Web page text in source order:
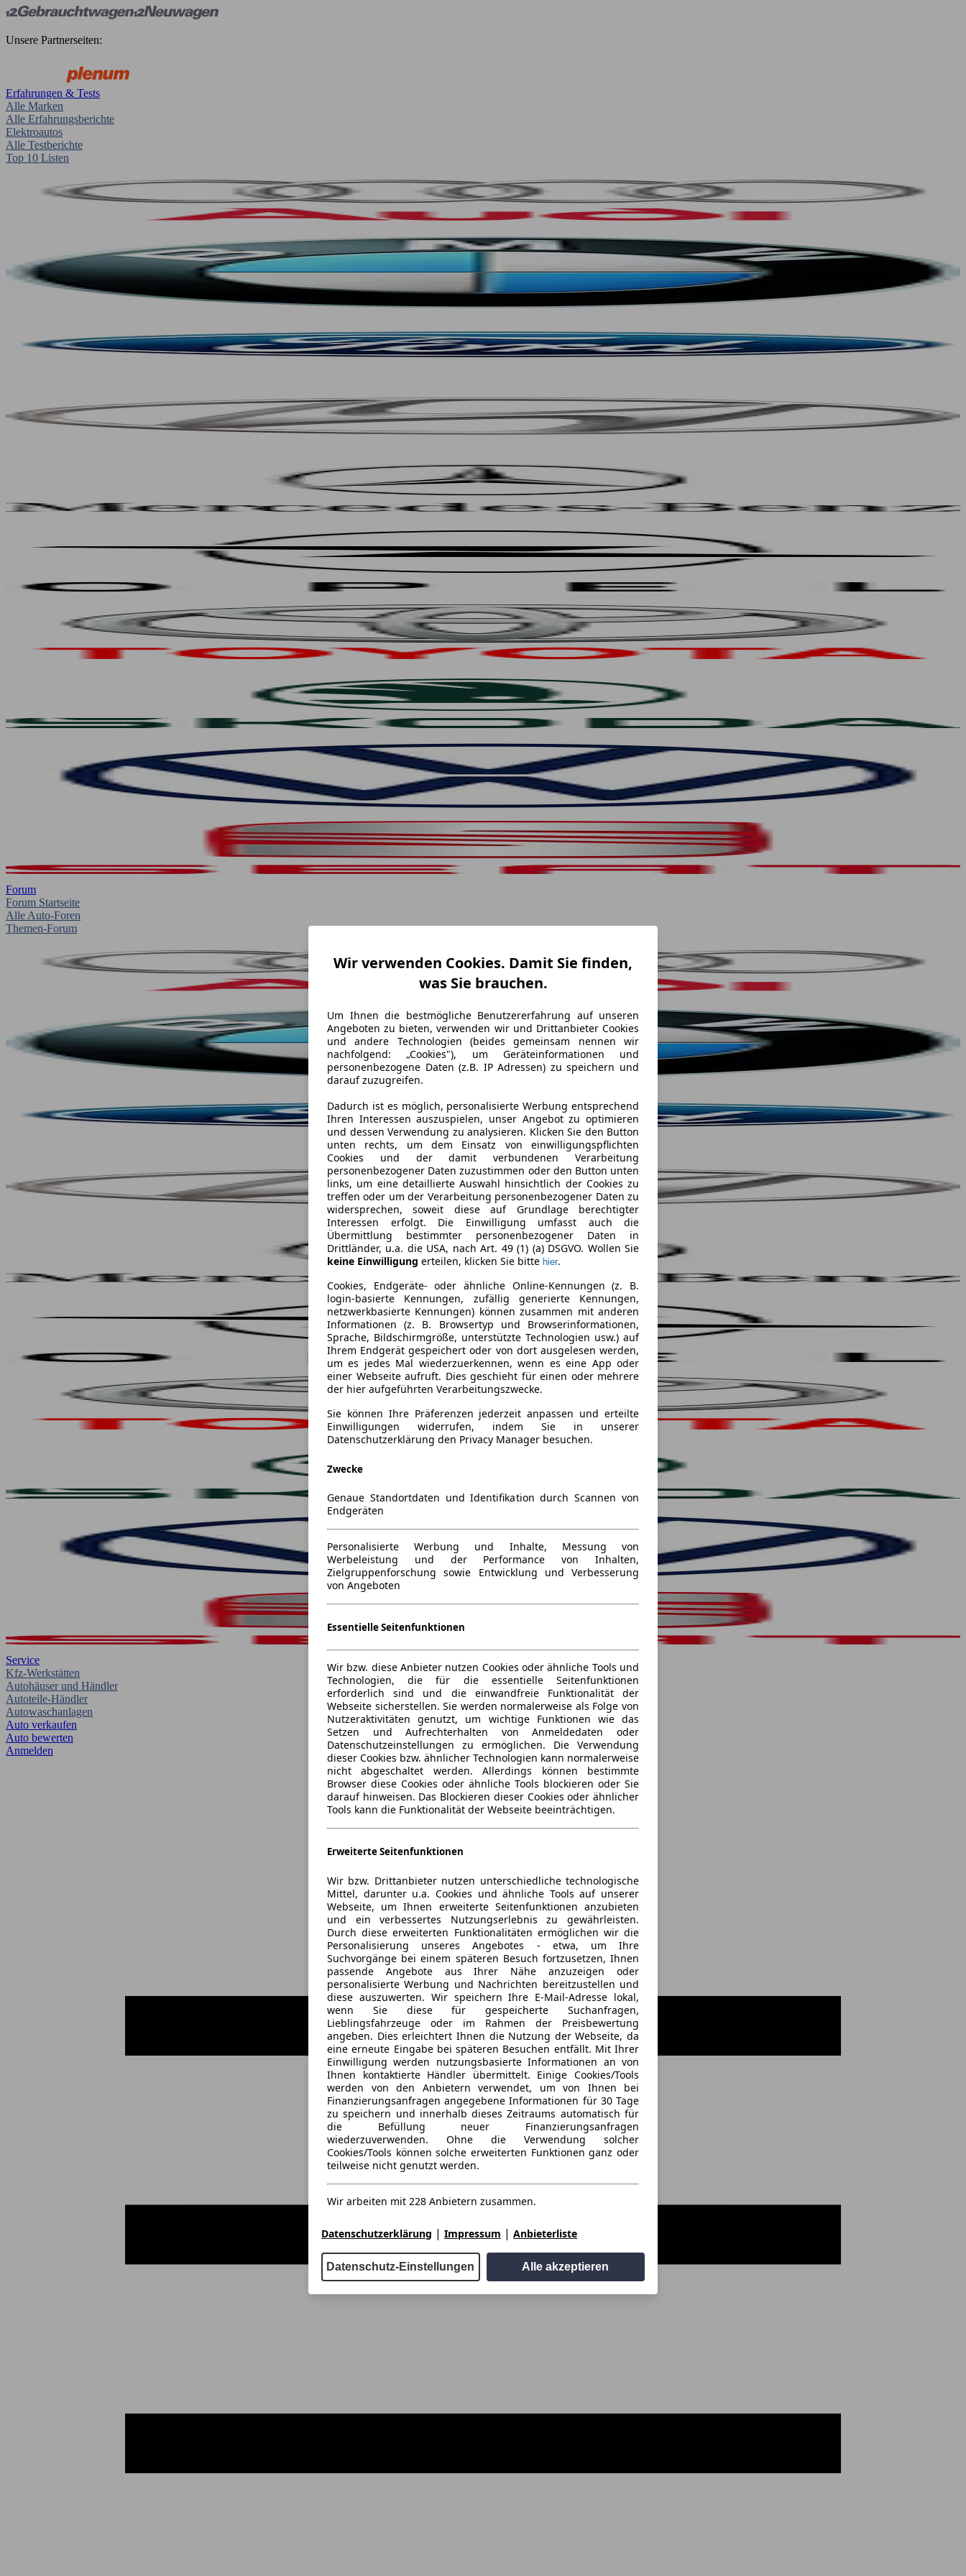
Unsere Partnerseiten:
Erfahrungen & Tests
Alle Marken
Alle Erfahrungsberichte
Elektroautos
Alle Testberichte
Top 10 Listen
Forum
Forum Startseite
Alle Auto-Foren
Themen-Forum
Service
Kfz-Werkstätten
Autohäuser und Händler
Autoteile-Händler
Autowaschanlagen
Auto verkaufen
Auto bewerten
Anmelden
Wir verwenden Cookies. Damit Sie finden,
was Sie brauchen.
Um Ihnen die bestmögliche Benutzererfahrung auf unseren
Angeboten zu bieten, verwenden wir und Drittanbieter Cookies
und andere Technologien (beides gemeinsam nennen wir
nachfolgend: „Cookies"), um Geräteinformationen und
personenbezogene Daten (z.B. IP Adressen) zu speichern und
darauf zuzugreifen.
Dadurch ist es möglich, personalisierte Werbung entsprechend
Ihren Interessen auszuspielen, unser Angebot zu optimieren
und dessen Verwendung zu analysieren. Klicken Sie den Button
unten rechts, um dem Einsatz von einwilligungspflichten
Cookies und der damit verbundenen Verarbeitung
personenbezogener Daten zuzustimmen oder den Button unten
links, um eine detaillierte Auswahl hinsichtlich der Cookies zu
treffen oder um der Verarbeitung personenbezogener Daten zu
widersprechen, soweit diese auf Grundlage berechtigter
Interessen erfolgt. Die Einwilligung umfasst auch die
Übermittlung bestimmter personenbezogener Daten in
Drittländer, u.a. die USA, nach Art. 49 (1) (a) DSGVO. Wollen Sie
keine Einwilligung erteilen, klicken Sie bitte hier.
Cookies, Endgeräte- oder ähnliche Online-Kennungen (z. B.
login-basierte Kennungen, zufällig generierte Kennungen,
netzwerkbasierte Kennungen) können zusammen mit anderen
Informationen (z. B. Browsertyp und Browserinformationen,
Sprache, Bildschirmgröße, unterstützte Technologien usw.) auf
Ihrem Endgerät gespeichert oder von dort ausgelesen werden,
um es jedes Mal wiederzuerkennen, wenn es eine App oder
einer Webseite aufruft. Dies geschieht für einen oder mehrere
der hier aufgeführten Verarbeitungszwecke.
Sie können Ihre Präferenzen jederzeit anpassen und erteilte
Einwilligungen widerrufen, indem Sie in unserer
Datenschutzerklärung den Privacy Manager besuchen.
Zwecke
Genaue Standortdaten und Identifikation durch Scannen von
Endgeräten
Personalisierte Werbung und Inhalte, Messung von
Werbeleistung und der Performance von Inhalten,
Zielgruppenforschung sowie Entwicklung und Verbesserung
von Angeboten
Essentielle Seitenfunktionen
Wir bzw. diese Anbieter nutzen Cookies oder ähnliche Tools und
Technologien, die für die essentielle Seitenfunktionen
erforderlich sind und die einwandfreie Funktionalität der
Webseite sicherstellen. Sie werden normalerweise als Folge von
Nutzeraktivitäten genutzt, um wichtige Funktionen wie das
Setzen und Aufrechterhalten von Anmeldedaten oder
Datenschutzeinstellungen zu ermöglichen. Die Verwendung
dieser Cookies bzw. ähnlicher Technologien kann normalerweise
nicht abgeschaltet werden. Allerdings können bestimmte
Browser diese Cookies oder ähnliche Tools blockieren oder Sie
darauf hinweisen. Das Blockieren dieser Cookies oder ähnlicher
Tools kann die Funktionalität der Webseite beeinträchtigen.
Erweiterte Seitenfunktionen
Wir bzw. Drittanbieter nutzen unterschiedliche technologische
Mittel, darunter u.a. Cookies und ähnliche Tools auf unserer
Webseite, um Ihnen erweiterte Seitenfunktionen anzubieten
und ein verbessertes Nutzungserlebnis zu gewährleisten.
Durch diese erweiterten Funktionalitäten ermöglichen wir die
Personalisierung unseres Angebotes - etwa, um Ihre
Suchvorgänge bei einem späteren Besuch fortzusetzen, Ihnen
passende Angebote aus Ihrer Nähe anzuzeigen oder
personalisierte Werbung und Nachrichten bereitzustellen und
diese auszuwerten. Wir speichern Ihre E-Mail-Adresse lokal,
wenn Sie diese für gespeicherte Suchanfragen,
Lieblingsfahrzeuge oder im Rahmen der Preisbewertung
angeben. Dies erleichtert Ihnen die Nutzung der Webseite, da
eine erneute Eingabe bei späteren Besuchen entfällt. Mit Ihrer
Einwilligung werden nutzungsbasierte Informationen an von
Ihnen kontaktierte Händler übermittelt. Einige Cookies/Tools
werden von den Anbietern verwendet, um von Ihnen bei
Finanzierungsanfragen angegebene Informationen für 30 Tage
zu speichern und innerhalb dieses Zeitraums automatisch für
die Befüllung neuer Finanzierungsanfragen
wiederzuverwenden. Ohne die Verwendung solcher
Cookies/Tools können solche erweiterten Funktionen ganz oder
teilweise nicht genutzt werden.
Wir arbeiten mit 228 Anbietern zusammen.
Datenschutzerklärung | Impressum | Anbieterliste
Datenschutz-Einstellungen Alle akzeptieren